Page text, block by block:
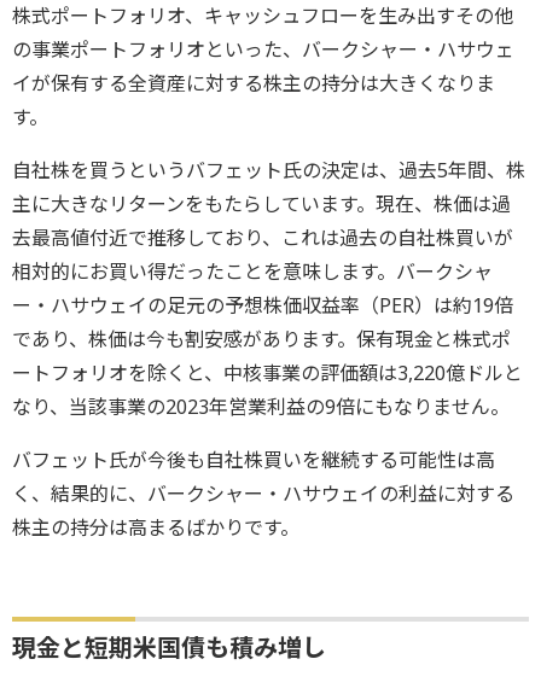
株式ポートフォリオ、キャッシュフローを生み出すその他
の事業ポートフォリオといった、バークシャー・ハサウェ
イが保有する全資産に対する株主の持分は大きくなりま
す。
自社株を買うというバフェット氏の決定は、過去5年間、株
主に大きなリターンをもたらしています。現在、株価は過
去最高値付近で推移しており、これは過去の自社株買いが
相対的にお買い得だったことを意味します。バークシャ
ー・ハサウェイの足元の予想株価収益率（PER）は約19倍
であり、株価は今も割安感があります。保有現金と株式ポ
ートフォリオを除くと、中核事業の評価額は3,220億ドルと
なり、当該事業の2023年営業利益の9倍にもなりません。
バフェット氏が今後も自社株買いを継続する可能性は高
く、結果的に、バークシャー・ハサウェイの利益に対する
株主の持分は高まるばかりです。
現金と短期米国債も積み増し